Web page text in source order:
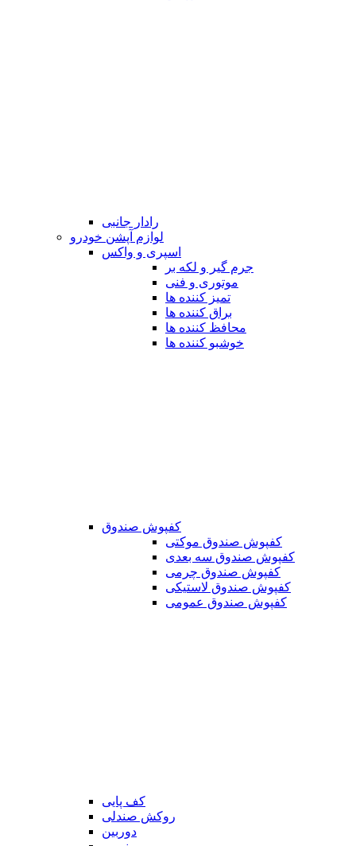
رادار جانبی
لوازم آپشن خودرو
اسپری و واکس
جرم گیر و لکه بر
موتوری و فنی
تمیز کننده ها
براق کننده ها
محافظ کننده ها
خوشبو کننده ها
کفپوش صندوق
کفپوش صندوق موکتی
کفپوش صندوق سه بعدی
کفپوش صندوق چرمی
کفپوش صندوق لاستیکی
کفپوش صندوق عمومی
کف پایی
روکش صندلی
دوربین